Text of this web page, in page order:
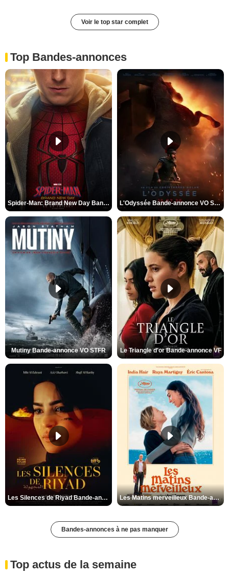
Voir le top star complet
Top Bandes-annonces
Spider-Man: Brand New Day Bande-annonce VO STFR L'Odyssée Bande-annonce VO STFR
Mutiny Bande-annonce VO STFR Le Triangle d'or Bande-annonce VF
Les Silences de Riyad Bande-annonce VO STFR Les Matins merveilleux Bande-annonce VF
Bandes-annonces à ne pas manquer
Top actus de la semaine